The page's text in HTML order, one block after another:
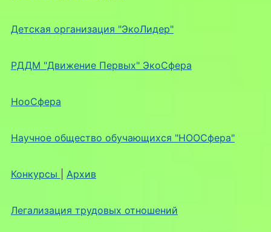
Детская организация "ЭкоЛидер"
РДДМ "Движение Первых" ЭкоСфера
НооСфера
Научное общество обучающихся "НООСфера"
Конкурсы Архив
Легализация трудовых отношений